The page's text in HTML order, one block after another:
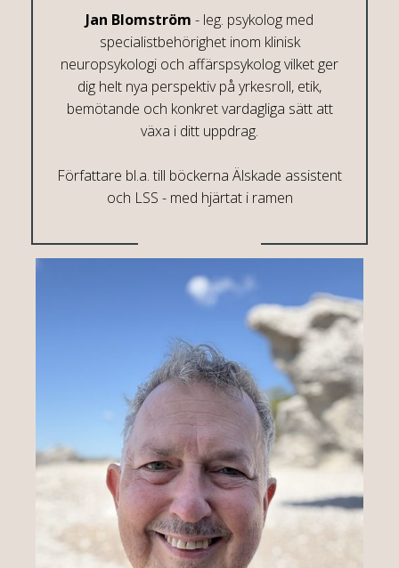
Jan Blomström - leg. psykolog med
specialistbehörighet inom klinisk
neuropsykologi och affärspsykolog vilket ger
dig helt nya perspektiv på yrkesroll, etik,
bemötande och konkret vardagliga sätt att
växa i ditt uppdrag.
Författare bl.a. till böckerna Älskade assistent
och LSS - med hjärtat i ramen